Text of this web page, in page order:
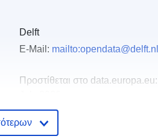
Delft
E-Mail: mailto:opendata@delft.nl
Προστίθεται στο data.europa.eu:
Επικαιροποιήθηκε στα
29 July 2026